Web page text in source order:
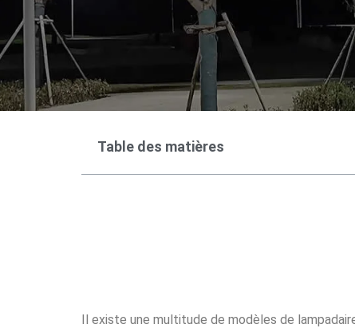
Table des matières
Il existe une multitude de modèles de